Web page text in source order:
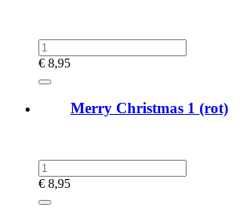
€ 8,95
Merry Christmas 1 (rot)
€ 8,95